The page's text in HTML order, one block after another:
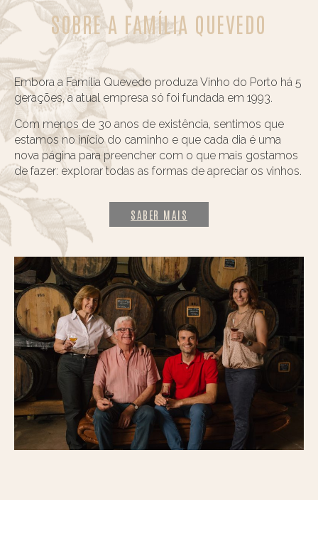
SOBRE A FAMÍLIA QUEVEDO
Embora a Família Quevedo produza Vinho do Porto há 5
gerações, a atual empresa só foi fundada em 1993.
Com menos de 30 anos de existência, sentimos que
estamos no início do caminho e que cada dia é uma
nova página para preencher com o que mais gostamos
de fazer: explorar todas as formas de apreciar os vinhos.
SABER MAIS